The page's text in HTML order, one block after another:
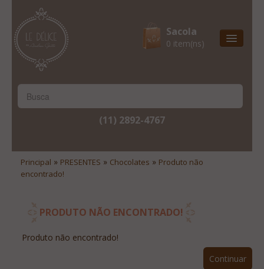
Sacola
0 item(ns)
Natal & 2017
Lista De Desejos
Minha Conta
(11) 2892-4767
Principal » PRESENTES » Chocolates » Produto não
encontrado!
PRODUTO NÃO ENCONTRADO!
Produto não encontrado!
Continuar